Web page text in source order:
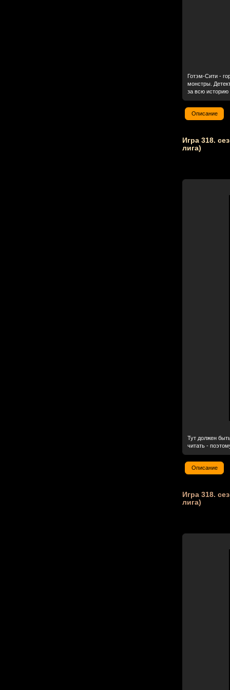
Готэм-Сити -
монстры.
за всю историю
Описание
Игра 318.
лига)
Тут должен
читать -
Описание
Игра 318.
лига)